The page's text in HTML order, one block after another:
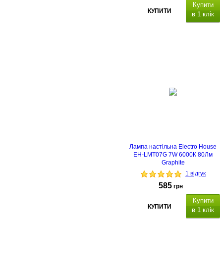
КУПИТИ
Купити
в 1 клік
Лампа настільна Electro House
EH-LMT07G 7W 6000К 80Лм
Graphite
1 відгук
585 грн
КУПИТИ
Купити
в 1 клік